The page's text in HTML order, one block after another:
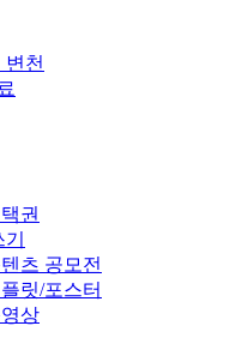
변천
권
츠 공모전
릿/포스터
상